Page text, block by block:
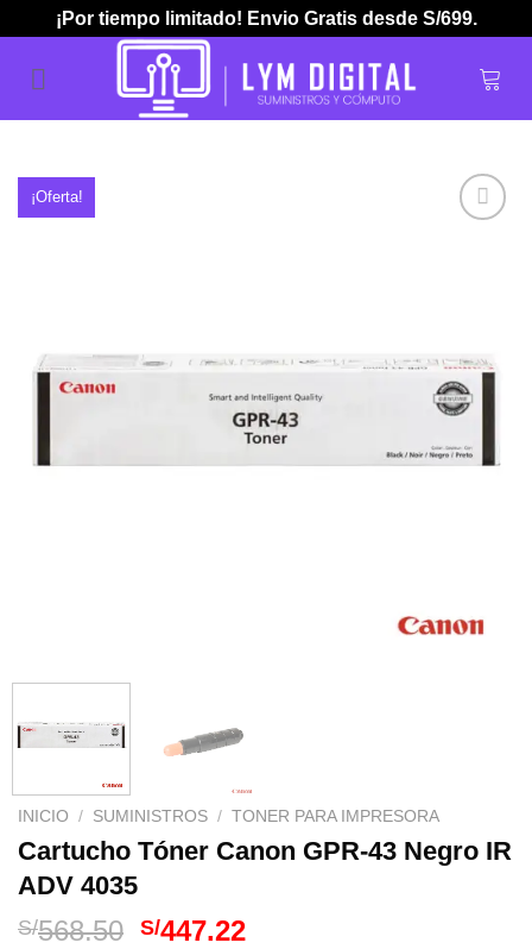
to
content
¡Por tiempo limitado! Envio Gratis desde S/699.
¡Oferta!
INICIO / SUMINISTROS / TONER PARA IMPRESORA
Cartucho Tóner Canon GPR-43 Negro IR
ADV 4035
S/568.50 El
S/447.22El